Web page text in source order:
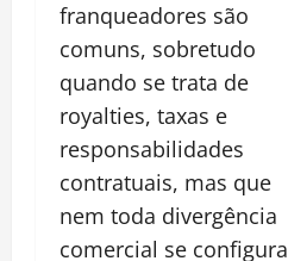
franqueadores são
comuns, sobretudo
quando se trata de
royalties, taxas e
responsabilidades
contratuais, mas que
nem toda divergência
comercial se configura